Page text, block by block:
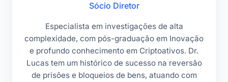
Sócio Diretor
Especialista em investigações de alta
complexidade, com pós-graduação em Inovação
e profundo conhecimento em Criptoativos. Dr.
Lucas tem um histórico de sucesso na reversão
de prisões e bloqueios de bens, atuando com